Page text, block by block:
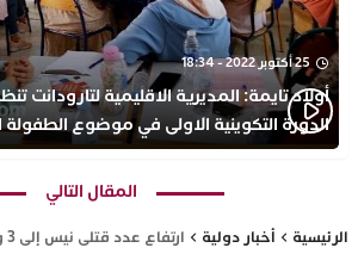
25 أكتوبر 2022 - 18:34
الدورة التكوينية الاولى في موضوع الطفولة
بمركز التكوين ثانوية الحسن الثاني التأهيلية
المقال التالي
الرئيسية أخبار دولية ارتفاع عدد قتلى نيس إلى 3 وعدد من الجرحى